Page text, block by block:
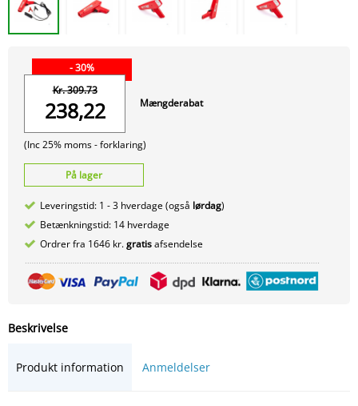
- 30%
Kr. 309.73
238,22
(Inc 25% moms -forklaring)
Mængderabat
På lager
Leveringstid: 1 - 3 hverdage (også lørdag)
Betænkningstid: 14 hverdage
Ordrer fra 1646 kr.gratisafsendelse
Beskrivelse
Produkt information Anmeldelser